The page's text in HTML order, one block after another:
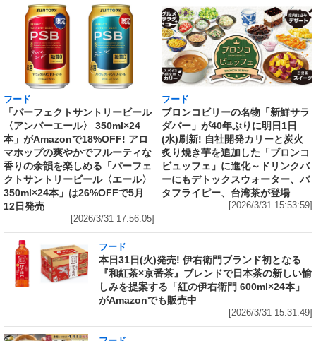
フード
「パーフェクトサントリービール
〈アンバーエール〉 350ml×24
本」がAmazonで18%OFF! アロ
マホップの爽やかでフルーティな
香りの余韻を楽しめる「パーフェ
クトサントリービール〈エール〉
350ml×24本」は26%OFFで5月
12日発売
[2026/3/31 17:56:05]
フード
ブロンコビリーの名物「新鮮サラ
ダバー」が40年ぶりに明日1日
(水)刷新! 自社開発カリーと炭火
炙り焼き芋を追加した「ブロンコ
ビュッフェ」に進化～ドリンクバ
ーにもデトックスウォーター、バ
タフライピー、台湾茶が登場
[2026/3/31 15:53:59]
フード
本日31日(火)発売! 伊右衛門ブランド初となる
『和紅茶×京番茶』ブレンドで日本茶の新しい愉
しみを提案する「紅の伊右衛門 600ml×24本」
がAmazonでも販売中
[2026/3/31 15:31:49]